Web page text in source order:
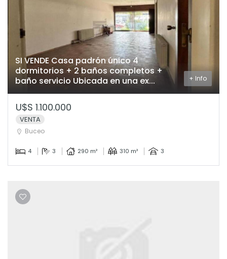
SI VENDE Casa padrón único 4
dormitorios + 2 baños completos +
baño servicio Ubicada en una ex...
+ Info
U$S 1.100.000
VENTA
Buceo
4 3 290 m² 310 m² 3